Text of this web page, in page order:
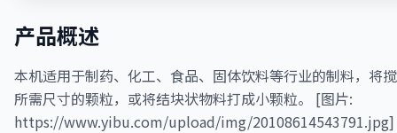
产品概述
本机适用于制药、化工、食品、固体饮料等行业的制料，将
所需尺寸的颗粒，或将结块状物料打成小颗粒。 [图片:
https://www.yibu.com/upload/img/20108614543791.jpg]